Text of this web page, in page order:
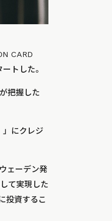
CARD
トした。
把握した
にクレジ
ェーデン発
て実現した
投資するこ